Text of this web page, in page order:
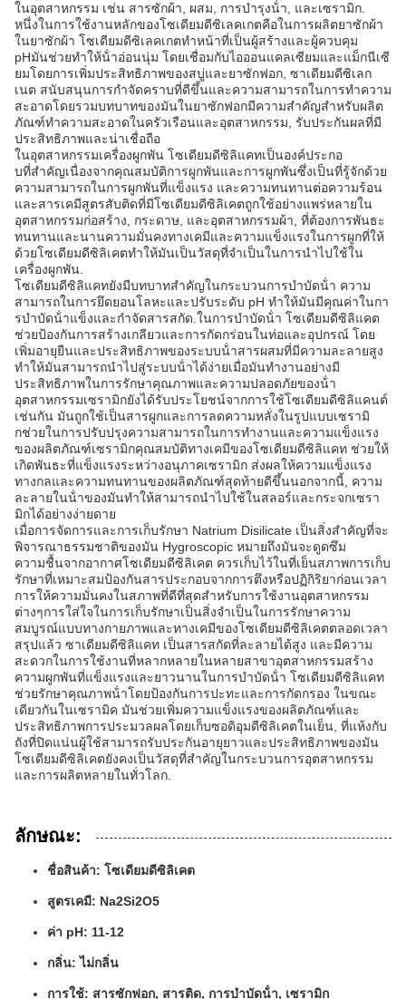
ในอุตสาหกรรม เช่น สารซักผ้า, ผสม, การบํารุงน้ํา, และเซรามิก.
หนึ่งในการใช้งานหลักของโซเดียมดีซิเลคเกตคือในการผลิตยาซักผ้า
ในยาซักผ้า โซเดียมดีซิเลคเกตทําหน้าที่เป็นผู้สร้างและผู้ควบคุม
pHมันช่วยทําให้น้ําอ่อนนุ่ม โดยเชื่อมกับไอออนแคลเซียมและแม็กนีเซี
ยมโดยการเพิ่มประสิทธิภาพของสบู่และยาซักฟอก, ซาเดียมดีซิเลก
เนต สนับสนุนการกําจัดคราบที่ดีขึ้นและความสามารถในการทําความ
สะอาดโดยรวมบทบาทของมันในยาซักฟอกมีความสําคัญสําหรับผลิต
ภัณฑ์ทําความสะอาดในครัวเรือนและอุตสาหกรรม, รับประกันผลที่มี
ประสิทธิภาพและน่าเชื่อถือ
ในอุตสาหกรรมเครื่องผูกพัน โซเดียมดีซิลิแคทเป็นองค์ประกอ
บที่สําคัญเนื่องจากคุณสมบัติการผูกพันและการผูกพันซึ่งเป็นที่รู้จักด้วย
ความสามารถในการผูกพันที่แข็งแรง และความทนทานต่อความร้อน
และสารเคมีสูตรสับติดที่มีโซเดียมดีซิลิเคตถูกใช้อย่างแพร่หลายใน
อุตสาหกรรมก่อสร้าง, กระดาษ, และอุตสาหกรรมผ้า, ที่ต้องการพันธะ
ทนทานและนานความมั่นคงทางเคมีและความแข็งแรงในการผูกที่ให้
ด้วยโซเดียมดีซิลิเคตทําให้มันเป็นวัสดุที่จําเป็นในการนําไปใช้ใน
เครื่องผูกพัน.
โซเดียมดีซิลิแคทยังมีบทบาทสําคัญในกระบวนการบําบัดน้ํา ความ
สามารถในการยึดยอนโลหะและปรับระดับ pH ทําให้มันมีคุณค่าในกา
รบําบัดน้ําแข็งและกําจัดสารสกัด.ในการบําบัดน้ํา โซเดียมดีซิลิแคต
ช่วยป้องกันการสร้างเกลียวและการกัดกร่อนในท่อและอุปกรณ์ โดย
เพิ่มอายุยืนและประสิทธิภาพของระบบน้ําสารผสมที่มีความละลายสูง
ทําให้มันสามารถนําไปสู่ระบบน้ําได้ง่ายเมื่อมันทํางานอย่างมี
ประสิทธิภาพในการรักษาคุณภาพและความปลอดภัยของน้ํา
อุตสาหกรรมเซรามิกยังได้รับประโยชน์จากการใช้โซเดียมดีซิลิแคนต์
เช่นกัน มันถูกใช้เป็นสารผูกและการลดความหลั่งในรูปแบบเซรามิ
กช่วยในการปรับปรุงความสามารถในการทํางานและความแข็งแรง
ของผลิตภัณฑ์เซรามิกคุณสมบัติทางเคมีของโซเดียมดีซิลิแคท ช่วยให้
เกิดพันธะที่แข็งแรงระหว่างอนุภาคเซรามิก ส่งผลให้ความแข็งแรง
ทางกลและความทนทานของผลิตภัณฑ์สุดท้ายดีขึ้นนอกจากนี้, ความ
ละลายในน้ําของมันทําให้สามารถนําไปใช้ในสลอร์และกระจกเซรา
มิกได้อย่างง่ายดาย
เมื่อการจัดการและการเก็บรักษา Natrium Disilicate เป็นสิ่งสําคัญที่จะ
พิจารณาธรรมชาติของมัน Hygroscopic หมายถึงมันจะดูดซึม
ความชื้นจากอากาศโซเดียมดีซิลิเคต ควรเก็บไว้ในที่เย็นสภาพการเก็บ
รักษาที่เหมาะสมป้องกันสารประกอบจากการตึงหรือปฏิกิริยาก่อนเวลา
การให้ความมั่นคงในสภาพที่ดีที่สุดสําหรับการใช้งานอุตสาหกรรม
ต่างๆการใส่ใจในการเก็บรักษาเป็นสิ่งจําเป็นในการรักษาความ
สมบูรณ์แบบทางกายภาพและทางเคมีของโซเดียมดีซิลิเคตตลอดเวลา
สรุปแล้ว ซาเดียมดีซิลิแคท เป็นสารสกัดที่ละลายได้สูง และมีความ
สะดวกในการใช้งานที่หลากหลายในหลายสาขาอุตสาหกรรมสร้าง
ความผูกพันที่แข็งแรงและยาวนานในการบําบัดน้ํา โซเดียมดีซิลิแคท
ช่วยรักษาคุณภาพน้ําโดยป้องกันการปะทะและการกัดกรอง ในขณะ
เดียวกันในเซรามิค มันช่วยเพิ่มความแข็งแรงของผลิตภัณฑ์และ
ประสิทธิภาพการประมวลผลโดยเก็บซอดิอุมดีซิลิเคตในเย็น, ที่แห้งกับ
ถังที่ปิดแน่นผู้ใช้สามารถรับประกันอายุยาวและประสิทธิภาพของมัน
โซเดียมดีซิลิเคตยังคงเป็นวัสดุที่สําคัญในกระบวนการอุตสาหกรรม
และการผลิตหลายในทั่วโลก.
ลักษณะ:
ชื่อสินค้า: โซเดียมดีซิลิเคต
สูตรเคมี: Na2Si2O5
ค่า pH: 11-12
กลิ่น: ไม่กลิ่น
การใช้: สารซักฟอก, สารติด, การบําบัดน้ํา, เซรามิก